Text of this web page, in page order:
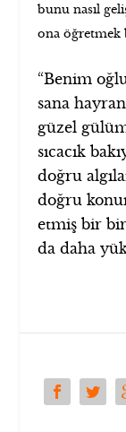
bunu nasıl
ona
“Benim
sana
güzel
sıcacık
doğru
doğru
etmiş bir
da daha